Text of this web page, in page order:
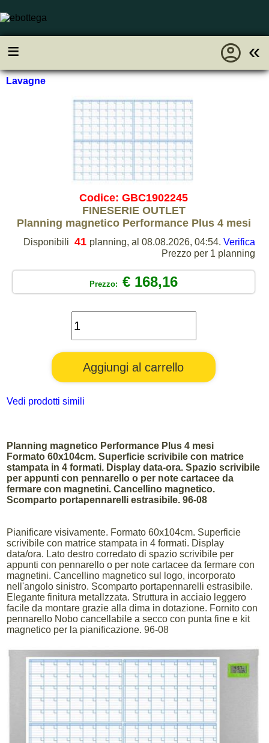
≡ «
account_circle
Lavagne
Codice: GBC1902245
FINESERIE OUTLET
Planning magnetico Performance Plus 4 mesi
Disponibili 41 planning, al 08.08.2026, 04:54. Verifica
Prezzo per 1 planning
Prezzo: € 168,16
Vedi prodotti simili
Planning magnetico Performance Plus 4 mesi
Formato 60x104cm. Superficie scrivibile con matrice
stampata in 4 formati. Display data-ora. Spazio scrivibile
per appunti con pennarello o per note cartacee da
fermare con magnetini. Cancellino magnetico.
Scomparto portapennarelli estrasibile. 96-08
Pianificare visivamente. Formato 60x104cm. Superficie
scrivibile con matrice stampata in 4 formati. Display
data/ora. Lato destro corredato di spazio scrivibile per
appunti con pennarello o per note cartacee da fermare con
magnetini. Cancellino magnetico sul logo, incorporato
nell'angolo sinistro. Scomparto portapennarelli estrasibile.
Elegante finitura metallzzata. Struttura in acciaio leggero
facile da montare grazie alla dima in dotazione. Fornito con
pennarello Nobo cancellabile a secco con punta fine e kit
magnetico per la pianificazione. 96-08